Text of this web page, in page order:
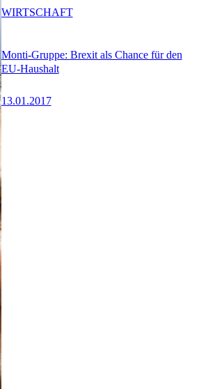
Monti-Gruppe: Brexit als Chance für den
EU-Haushalt
13.01.2017
WIRTSCHAFT